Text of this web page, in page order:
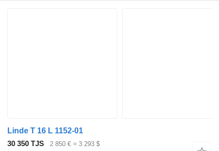
Linde T 16 L 1152-01
30 350 TJS
2 850 € ≈ 3 293 $